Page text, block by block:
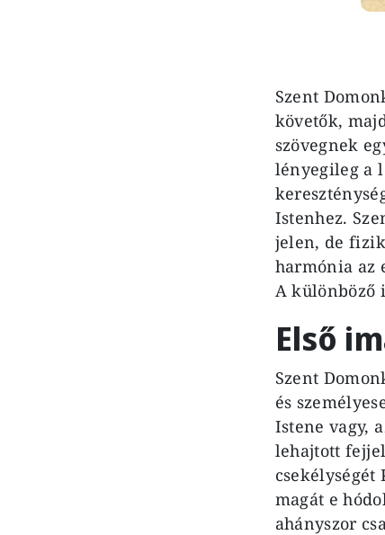
Szent
követők,
szövegnek
lényegileg a
Istenhez.
jelen, de
harmónia az
A különböző
Első
Szent
és
Istene vagy,
lehajtott
csekélységét
magát e
ahányszor